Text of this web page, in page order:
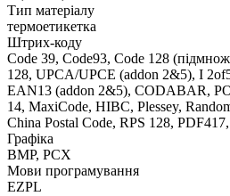
Тип матеріалу
термоетикетка
Штрих-коду
Code 39, Code93, Code 128
128, UPCA/UPCE (addon 2&5), I
EAN13 (addon 2&5), CODABAR,
14, MaxiCode, HIBC, Plessey,
China Postal Code, RPS 128,
Графіка
BMP, PCX
Мови програмування
EZPL